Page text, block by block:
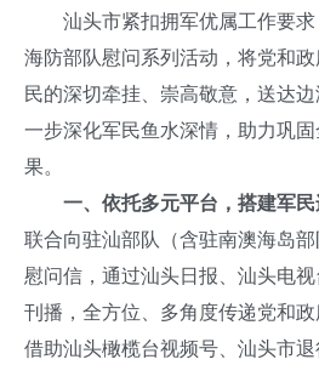
汕头市紧扣拥军优属工作要求
海防部队慰问系列活动，将党和
民的深切牵挂、崇高敬意，送达
一步深化军民鱼水深情，助力巩
果。
一、依托多元平台，搭建军民
联合向驻汕部队（含驻南澳海岛
慰问信，通过汕头日报、汕头电
刊播，全方位、多角度传递党和政
借助汕头橄榄台视频号、汕头市